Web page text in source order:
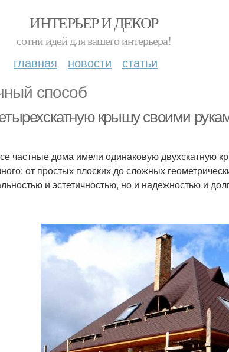
ИНТЕРЬЕР И ДЕКОР
сотни идей для вашего интерьера!
главная новости статьи
способ
крышу своими
частные дома имели одинаковую двухскатную
от простых плоских до сложных
и эстетичностью, но и надежностью и